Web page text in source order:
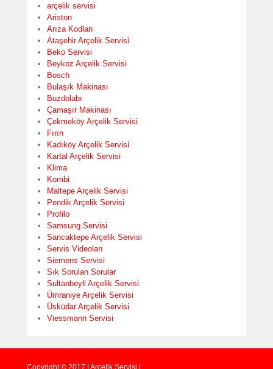
arçelik servisi
Ariston
Arıza Kodları
Ataşehir Arçelik Servisi
Beko Servisi
Beykoz Arçelik Servisi
Bosch
Bulaşık Makinası
Buzdolabı
Çamaşır Makinası
Çekmeköy Arçelik Servisi
Fırın
Kadıköy Arçelik Servisi
Kartal Arçelik Servisi
Klima
Kombi
Maltepe Arçelik Servisi
Pendik Arçelik Servisi
Profilo
Samsung Servisi
Sancaktepe Arçelik Servisi
Servis Videoları
Siemens Servisi
Sık Sorulan Sorular
Sultanbeyli Arçelik Servisi
Ümraniye Arçelik Servisi
Üsküdar Arçelik Servisi
Viessmann Servisi
Copyright © 2017 | Arçelik Servisi |